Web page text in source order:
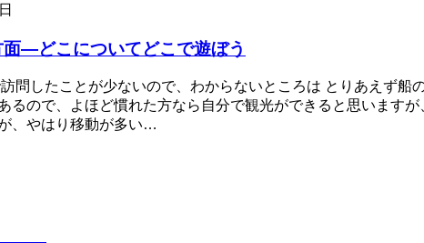
—どこについてどこで遊ぼう
問したことが少ないので、わからないところは とりあえず
るので、よほど慣れた方なら自分で観光ができると思います
、やはり移動が多い…